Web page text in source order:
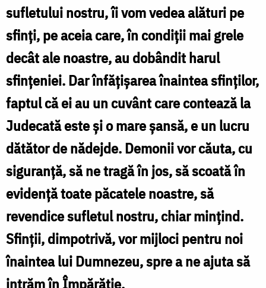
sufletului nostru, îi vom vedea alături pe
sfinţi, pe aceia care, în condiţii mai grele
decât ale noastre, au dobândit harul
sfinţeniei. Dar înfăţişarea înaintea sfinţilor,
faptul că ei au un cuvânt care contează la
Judecată este şi o mare şansă, e un lucru
dătător de nădejde. Demonii vor căuta, cu
siguranţă, să ne tragă în jos, să scoată în
evidenţă toate păcatele noastre, să
revendice sufletul nostru, chiar mințind.
Sfinţii, dimpotrivă, vor mijloci pentru noi
înaintea lui Dumnezeu, spre a ne ajuta să
intrăm în Împărăţie.